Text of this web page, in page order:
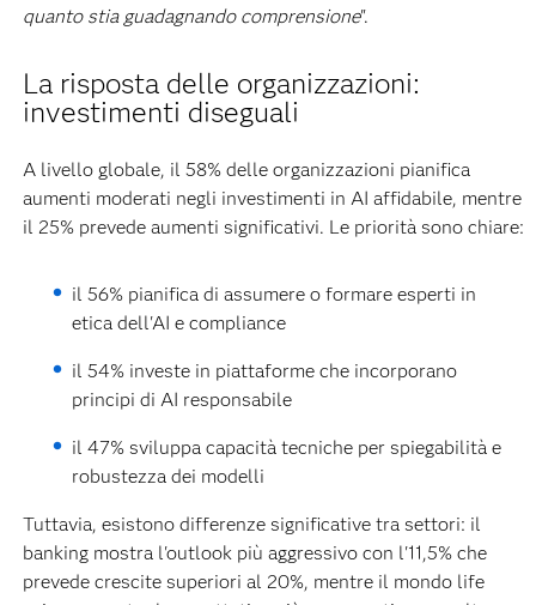
quanto stia guadagnando comprensione".
La risposta delle organizzazioni:
investimenti diseguali
A livello globale, il 58% delle organizzazioni pianifica
aumenti moderati negli investimenti in AI affidabile, mentre
il 25% prevede aumenti significativi. Le priorità sono chiare:
il 56% pianifica di assumere o formare esperti in
etica dell'AI e compliance
il 54% investe in piattaforme che incorporano
principi di AI responsabile
il 47% sviluppa capacità tecniche per spiegabilità e
robustezza dei modelli
Tuttavia, esistono differenze significative tra settori: il
banking mostra l'outlook più aggressivo con l'11,5% che
prevede crescite superiori al 20%, mentre il mondo life